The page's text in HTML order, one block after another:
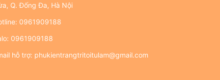
Q. Đống Đa, Hà Nội
0961909188
0961909188
hỗ trợ: phukientrangtritoitulam@gmail.com